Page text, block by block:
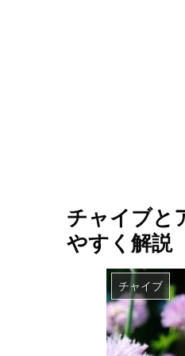
チャイブと
やすく解説
チャイブ